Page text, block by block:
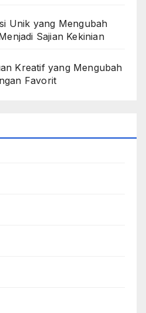
Unik yang Mengubah
Sajian Kekinian
Kreatif yang Mengubah
Favorit